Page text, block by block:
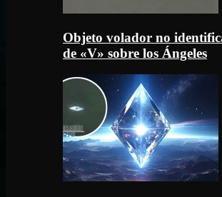
Objeto volador no
de «V» sobre los Ángeles